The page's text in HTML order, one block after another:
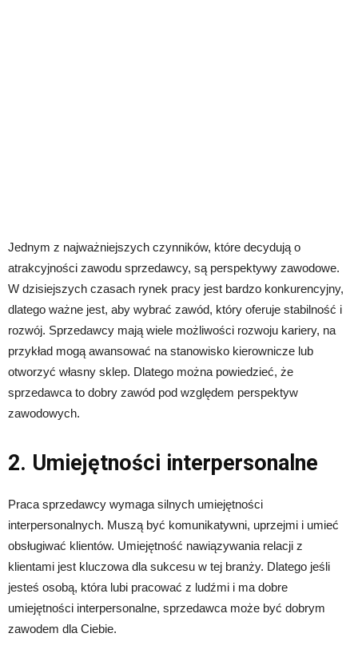
Jednym z najważniejszych czynników, które decydują o
atrakcyjności zawodu sprzedawcy, są perspektywy zawodowe.
W dzisiejszych czasach rynek pracy jest bardzo konkurencyjny,
dlatego ważne jest, aby wybrać zawód, który oferuje stabilność i
rozwój. Sprzedawcy mają wiele możliwości rozwoju kariery, na
przykład mogą awansować na stanowisko kierownicze lub
otworzyć własny sklep. Dlatego można powiedzieć, że
sprzedawca to dobry zawód pod względem perspektyw
zawodowych.
2. Umiejętności interpersonalne
Praca sprzedawcy wymaga silnych umiejętności
interpersonalnych. Muszą być komunikatywni, uprzejmi i umieć
obsługiwać klientów. Umiejętność nawiązywania relacji z
klientami jest kluczowa dla sukcesu w tej branży. Dlatego jeśli
jesteś osobą, która lubi pracować z ludźmi i ma dobre
umiejętności interpersonalne, sprzedawca może być dobrym
zawodem dla Ciebie.